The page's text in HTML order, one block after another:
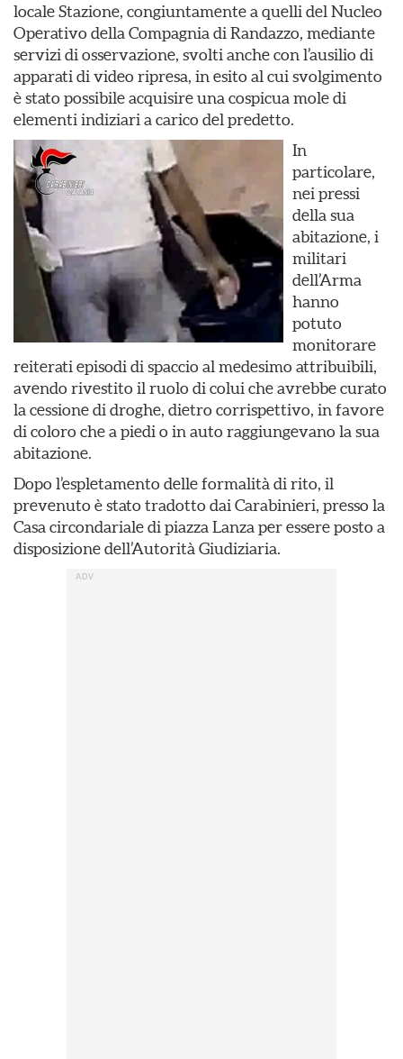
locale Stazione, congiuntamente a quelli del Nucleo
Operativo della Compagnia di Randazzo, mediante
servizi di osservazione, svolti anche con l’ausilio di
apparati di video ripresa, in esito al cui svolgimento
è stato possibile acquisire una cospicua mole di
elementi indiziari a carico del predetto.
In
particolare,
nei pressi
della sua
abitazione, i
militari
dell’Arma
hanno
potuto
monitorare
reiterati episodi di spaccio al medesimo attribuibili,
avendo rivestito il ruolo di colui che avrebbe curato
la cessione di droghe, dietro corrispettivo, in favore
di coloro che a piedi o in auto raggiungevano la sua
abitazione.
Dopo l’espletamento delle formalità di rito, il
prevenuto è stato tradotto dai Carabinieri, presso la
Casa circondariale di piazza Lanza per essere posto a
disposizione dell’Autorità Giudiziaria.